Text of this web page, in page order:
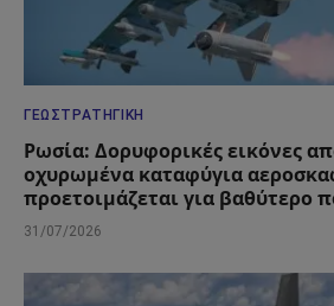
ΓΕΩΣΤΡΑΤΗΓΙΚΉ
Ρωσία: Δορυφορικές εικόνες
οχυρωμένα καταφύγια
προετοιμάζεται για βαθύτερο
31/07/2026